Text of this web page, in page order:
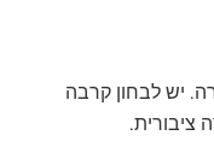
יש לבחון קרבה
ציבורית.